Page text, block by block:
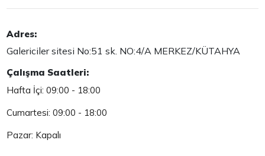
Adres:
Galericiler sitesi No:51 sk. NO:4/A MERKEZ/KÜTAHYA
Çalışma Saatleri:
Hafta İçi: 09:00 - 18:00
Cumartesi: 09:00 - 18:00
Pazar: Kapalı